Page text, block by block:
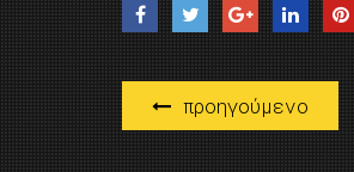
προηγούμενο